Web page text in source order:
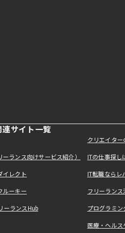
連サイト一覧
クリエイタ
ランス向けサービス紹介） ITの仕事探
イレクト IT転職なら
ルーキー フリーラン
ーランスHub プログラミ
医療・ヘル